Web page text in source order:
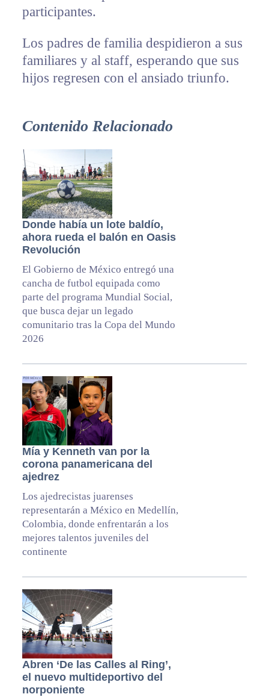
participantes.
Los padres de familia despidieron a sus
familiares y al staff, esperando que sus
hijos regresen con el ansiado triunfo.
Contenido Relacionado
Donde había un lote baldío,
ahora rueda el balón en Oasis
Revolución
El Gobierno de México entregó una
cancha de futbol equipada como
parte del programa Mundial Social,
que busca dejar un legado
comunitario tras la Copa del Mundo
2026
Mía y Kenneth van por la
corona panamericana del
ajedrez
Los ajedrecistas juarenses
representarán a México en Medellín,
Colombia, donde enfrentarán a los
mejores talentos juveniles del
continente
Abren ‘De las Calles al Ring’,
el nuevo multideportivo del
norponiente